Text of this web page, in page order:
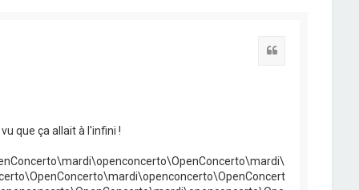
que ça allait à l'infini !